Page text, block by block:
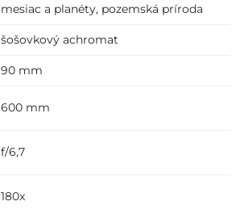
mesiac a planéty, pozemská príroda
šošovkový achromat
90 mm
600 mm
f/6,7
180x